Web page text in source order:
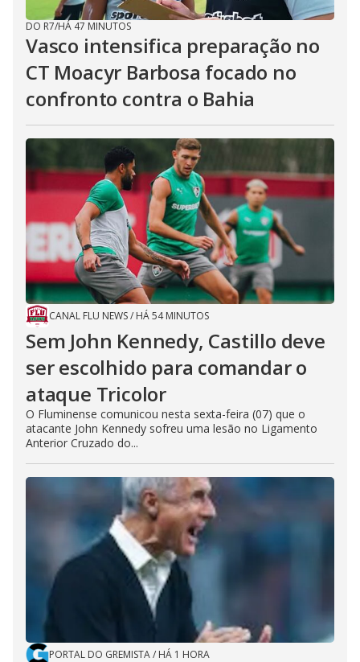
DO R7/HÁ 47 MINUTOS
Vasco intensifica preparação no
CT Moacyr Barbosa focado no
confronto contra o Bahia
CANAL FLU NEWS/ HÁ 54 MINUTOS
Sem John Kennedy, Castillo deve
ser escolhido para comandar o
ataque Tricolor
O Fluminense comunicou nesta sexta-feira (07) que o
atacante John Kennedy sofreu uma lesão no Ligamento
Anterior Cruzado do...
PORTAL DO GREMISTA/ HÁ 1 HORA